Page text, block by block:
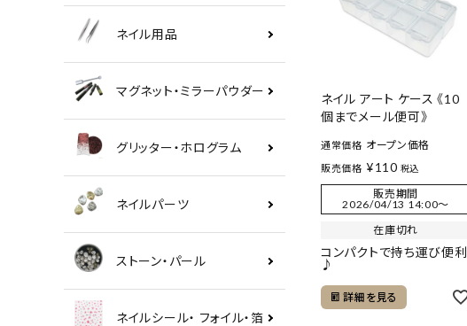
ネイル用品
マグネット・ミラーパウダー
グリッター・ホログラム
ネイルパーツ
ストーン・パール
ネイルシール・ フォイル・箔
ネイル アート ケース 《10
個までメール便可》
通常価格 オープン価格
販売価格 ¥110 税込
販売期間
2026/04/13 14:00〜
在庫切れ
コンパクトで持ち運び便利
♪
詳細を見る